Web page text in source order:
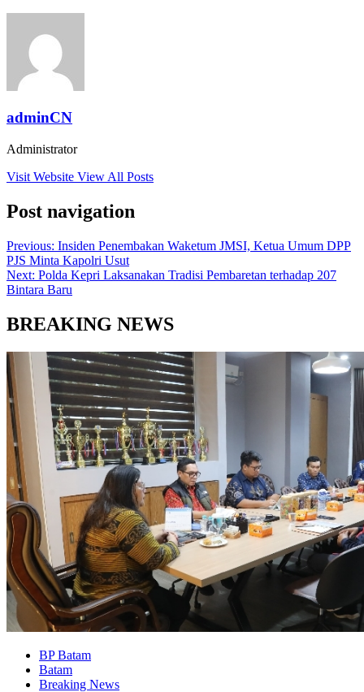
adminCN
Administrator
Visit Website View All Posts
Post navigation
Previous: Insiden Penembakan Waketum JMSI, Ketua Umum DPP
PJS Minta Kapolri Usut
Next: Polda Kepri Laksanakan Tradisi Pembaretan terhadap 207
Bintara Baru
BREAKING NEWS
BP Batam
Batam
Breaking News